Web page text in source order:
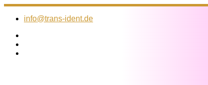
Zum
Inhalt
info@trans-ident.de